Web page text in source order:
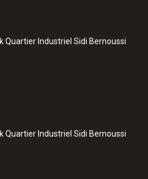
Quartier Industriel Sidi Bernoussi
Quartier Industriel Sidi Bernoussi